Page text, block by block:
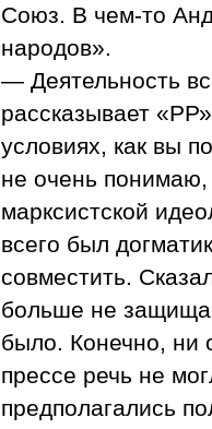
Союз. В чем-то
народов».
— Деятельность
рассказывает
условиях, как вы
не очень понимаю,
марксистской
всего был
совместить.
больше не
было. Конечно, ни
прессе речь не
предполагались